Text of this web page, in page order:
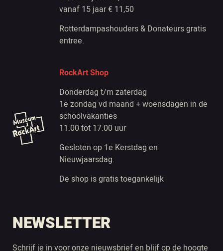
vanaf 15 jaar € 11,50
Rotterdampashouders & Donateurs gratis
entree.
RockArt Shop
Donderdag t/m zaterdag
1e zondag vd maand + woensdagen in de
schoolvakanties
11.00 tot 17.00 uur
Gesloten op 1e Kerstdag en
Nieuwjaarsdag.
De shop is gratis toegankelijk
NEWSLETTER
Schrijf je in voor onze nieuwsbrief en blijf op de hoogte